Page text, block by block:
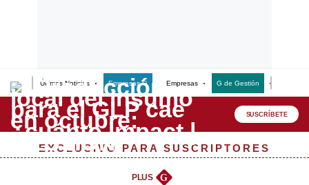
Últimas Noticias Empresas G Empresas G de Gestión
Lo último
Peru Quiosco SUSCRÍBETE
EXCLUSIVO PARA SUSCRIPTORES
PLUS G